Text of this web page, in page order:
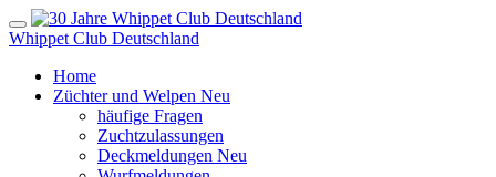
Whippet Club Deutschland
Home
Züchter und Welpen Neu
häufige Fragen
Zuchtzulassungen
Deckmeldungen Neu